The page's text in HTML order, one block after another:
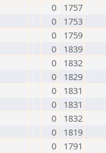
0
1757
0
1753
0
1759
0
1839
0
1832
0
1829
0
1831
0
1831
0
1832
0
1819
0 1791